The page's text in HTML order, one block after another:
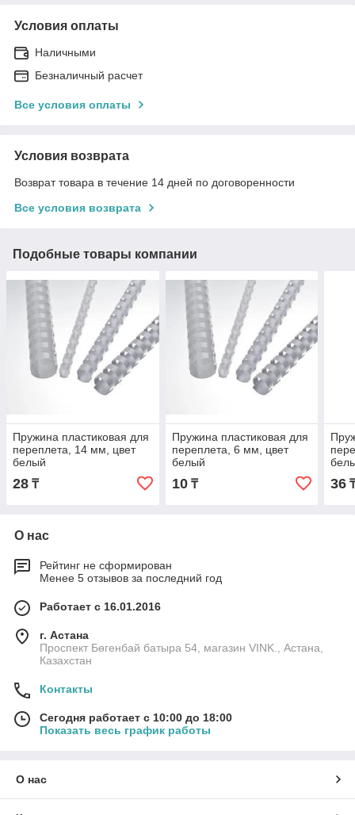
Условия оплаты
Наличными
Безналичный расчет
Все условия оплаты
Условия возврата
Возврат товара в течение 14 дней по договоренности
Все условия возврата
Подобные товары компании
Пружина пластиковая для
переплета, 14 мм, цвет
белый
28 ₸
Пружина пластиковая для
переплета, 6 мм, цвет
белый
10₸ 36
О нас
Рейтинг не сформирован
Менее 5 отзывов за последний год
Работает с 16.01.2016
г. Астана
Проспект Бөгенбай батыра 54, магазин VINK., Астана,
Казахстан
Контакты
Сегодня работает с 10:00 до 18:00
Показать весь график работы
О нас